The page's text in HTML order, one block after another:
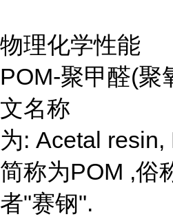
物理化学性能
POM-聚甲醛(聚
文名称
为: Acetal
简称为POM ,俗
者"赛钢".